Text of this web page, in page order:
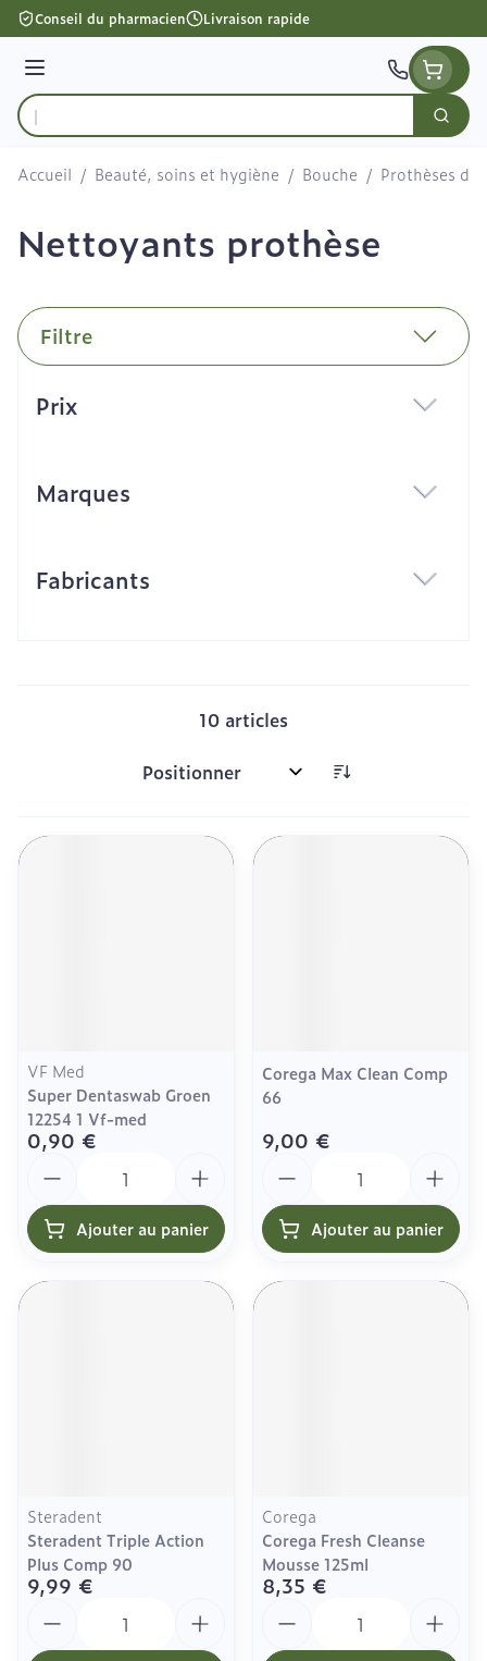
Aller au contenu
Conseil du pharmacien Livraison rapide
Menu
Rechercher
Accueil / Beauté, soins et hygiène / Bouche / Prothèses
Nettoyants prothèse
Filtre
Prix
Marques
Fabricants
10 articles
Trier par:
VF Med
Super Dentaswab Groen
12254 1 Vf-med
0,90 €
Ajouter au panier
Corega Max Clean Comp
66
9,00 €
Ajouter au panier
Steradent
Steradent Triple Action
Plus Comp 90
9,99 €
Corega
Corega Fresh Cleanse
Mousse 125ml
8,35 €